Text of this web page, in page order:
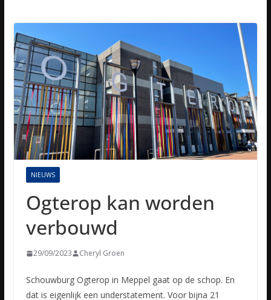
NIEUWS
Ogterop kan worden
verbouwd
29/09/2023 Cheryl Groen
Schouwburg Ogterop in Meppel gaat op de schop. En
dat is eigenlijk een understatement. Voor bijna 21